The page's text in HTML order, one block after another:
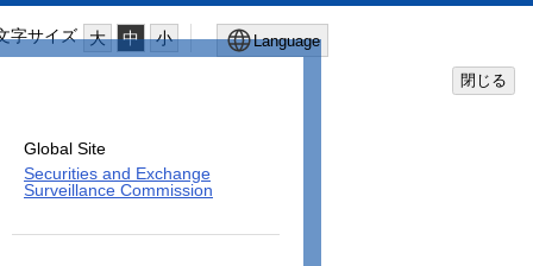
字サイズ 大 中 小 Language
Global Site
Securities and Exchange
Surveillance Commission
閉じる